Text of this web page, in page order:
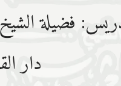
فضيلة
دار